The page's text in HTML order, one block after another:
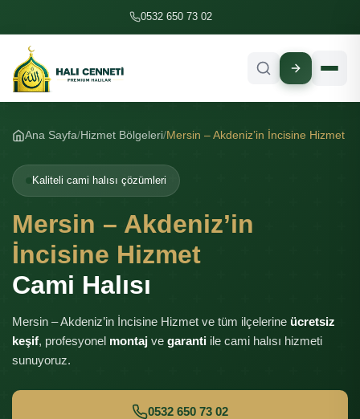
0532 650 73 02
Ana Sayfa Hizmet Bölgeleri Mersin – Akdeniz’in İncisine Hizmet
Kaliteli cami halısı çözümleri
Mersin – Akdeniz’in
İncisine Hizmet
Cami Halısı
Mersin – Akdeniz’in İncisine Hizmet ve tüm ilçelerine ücretsiz
keşif, profesyonel montaj ve garanti ile cami halısı hizmeti
sunuyoruz.
0532 650 73 02